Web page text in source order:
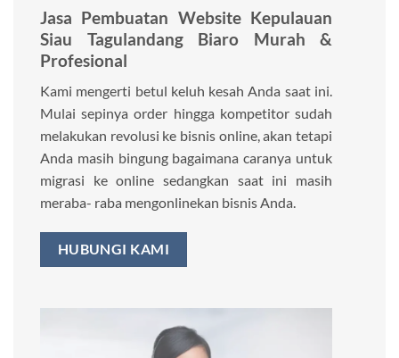
Jasa Pembuatan Website Kepulauan
Siau Tagulandang Biaro Murah &
Profesional
Kami mengerti betul keluh kesah Anda saat ini.
Mulai sepinya order hingga kompetitor sudah
melakukan revolusi ke bisnis online, akan tetapi
Anda masih bingung bagaimana caranya untuk
migrasi ke online sedangkan saat ini masih
meraba- raba mengonlinekan bisnis Anda.
HUBUNGI KAMI